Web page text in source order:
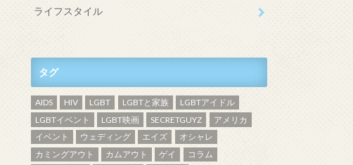
ライフスタイル
タグ
AIDS HIV LGBT LGBTと家族
LGBTアイドル
LGBTイベント
LGBT映画 SECRETGUYZ
アメリカ
イベント
ウェディング エイズ
オシャレ
カミングアウト
カムアウト ゲイ
コラム